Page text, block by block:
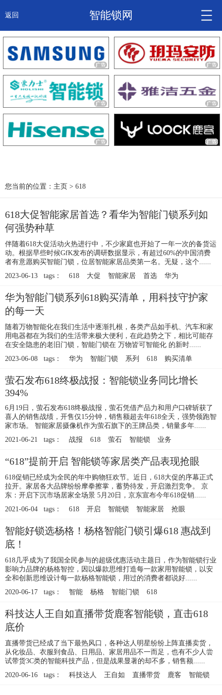
返回 智能锁网
智能锁头条
诚信企业
产品
大咖秀
锁信通
您当前的位置： 主页 > 618
618大促智能家居首选？看华为智能门锁系列如
何强势种草
伴随着618大促活动火热进行中，不少家庭也开始了一年一次的备货运
动。根据早些时候GfK发布的调研数据显示，有超过60%的中国消费
者有意愿购买智能门锁，位居智能家居品类第一名。无疑，这个......
2023-06-13 tags：
618 大促 智能家居 首选 华为
华为智能门锁系列618购买清单，用科技守护家
的每一天
随着万物智能化在我们生活中逐渐扎根，各类产品如手机、汽车和家
用电器都在为我们的生活带来极大便利，在此趋势之下，相比可能存
在安全隐患的老旧门锁，智能门锁在 万物皆可智能化 的新时......
2023-06-08 tags：
华为 智能门锁 系列 618 购买清单
萤石发布618终极战报：智能锁业务同比增长
394%
6月19日，萤石发布618终极战报，萤石凭借产品力和用户口碑斩获了
喜人的销售战绩，开售仅15分钟，销售额超去年618全天，强势领跑智
家市场。 智能家居摄像机作为萤石旗下的王牌品类，销量多年......
2021-06-21 tags：
战报 618 萤石 智能锁 业务
“618”提前开启 智能锁等家居类产品表现抢眼
618促销已经成为全民的年中购物狂欢节。近日，618大促的序幕正式
拉开。家居各大品牌纷纷摩拳擦掌，蓄势待发，开启激烈竞争。 京
东：开启下沉市场居家全场景 5月20日，京东宣布今年618促销......
2021-06-04 tags：
618 开启 智能锁 智能家居 抢眼
智能好锁选杨格！杨格智能门锁引爆618 惠战到
底！
618几乎成为了我国全民参与的超级优惠活动主题日，作为智能锁行业
影响力品牌的杨格智控，因以爆款思维打造每一款家用智能锁，以安
全和创新思维设计每一款杨格智能锁，用过的消费者都说好......
2020-06-17 tags：
智能 杨格 智能门锁 618
科技达人王自如直播带货鹿客智能锁，直击618
底价
直播带货已经成了当下最热风口，各种达人明星纷纷上阵直播卖货，
从化妆品、衣服到食品、日用品、家居用品不一而足，也有不少人尝
试带货3C类的智能科技产品，但是战果显著的却不多，销售额......
2020-06-16 tags：
科技达人 王自如 直播带货 鹿客 智能锁